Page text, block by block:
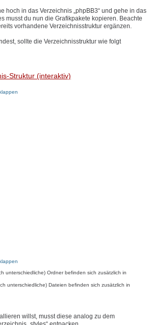
hoch in das Verzeichnis „phpBB3“ und gehe in das
musst du nun die Grafikpakete kopieren. Beachte
vorhandene Verzeichnisstruktur ergänzen.
sollte die Verzeichnisstruktur wie folgt
Struktur (interaktiv)
unterschiedliche) Ordner befinden sich zusätzlich in
unterschiedliche) Dateien befinden sich zusätzlich in
willst, musst diese analog zu dem